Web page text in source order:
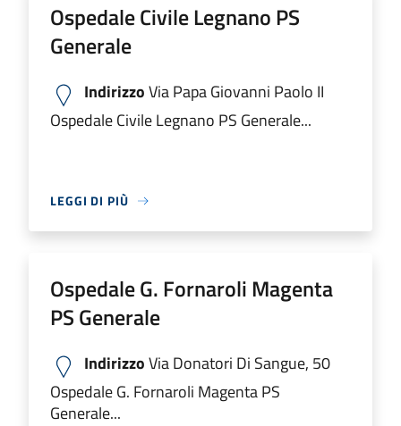
Ospedale Civile Legnano PS
Generale
IndirizzoVia Papa Giovanni Paolo II
Ospedale Civile Legnano PS Generale...
LEGGI DI PIÙ
Ospedale G. Fornaroli Magenta
PS Generale
IndirizzoVia Donatori Di Sangue, 50
Ospedale G. Fornaroli Magenta PS
Generale...